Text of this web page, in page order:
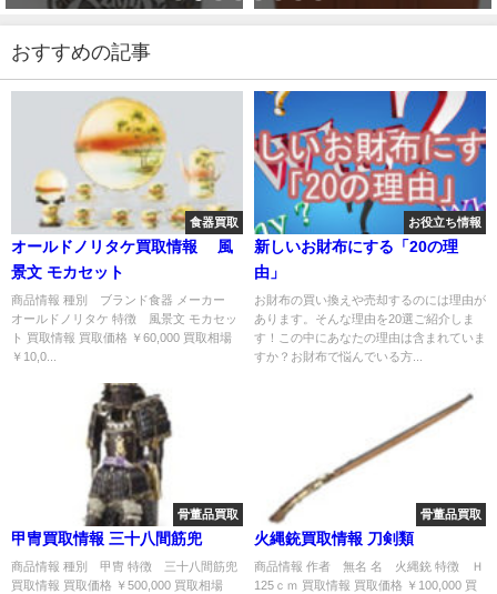
おすすめの記事
食器買取
オールドノリタケ買取情報 風
景文 モカセット
商品情報 種別 ブランド食器 メーカー
オールドノリタケ 特徴 風景文 モカセッ
ト 買取情報 買取価格 ￥60,000 買取相場
￥10,0...
お役立ち情報
新しいお財布にする「20の理
由」
お財布の買い換えや売却するのには理由が
あります。そんな理由を20選ご紹介しま
す！この中にあなたの理由は含まれていま
すか？お財布で悩んでいる方...
骨董品買取
甲冑買取情報 三十八間筋兜
商品情報 種別 甲冑 特徴 三十八間筋兜
買取情報 買取価格 ￥500,000 買取相場
骨董品買取
火縄銃買取情報 刀剣類
商品情報 作者 無名 名 火縄銃 特徴 Ｈ
125ｃｍ 買取情報 買取価格 ￥100,000 買